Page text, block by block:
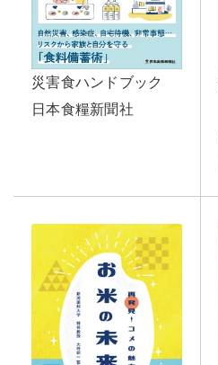
災害食ハンドブック
日本食糧新聞社